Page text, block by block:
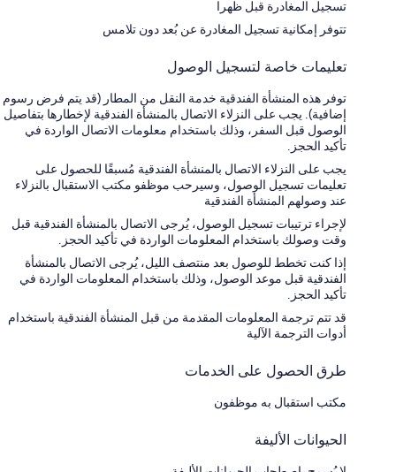
تسجيل المغادرة قبل ظهرا
تتوفر إمكانية تسجيل المغادرة عن بُعد دون تلامس
تعليمات خاصة لتسجيل الوصول
توفر هذه المنشأة الفندقية خدمة النقل من المطار (قد يتم فرض رسوم
إضافية). يجب على النزلاء الاتصال بالمنشأة الفندقية لإخطارها بتفاصيل
الوصول قبل السفر، وذلك باستخدام معلومات الاتصال الواردة في
تأكيد الحجز.
يجب على النزلاء الاتصال بالمنشأة الفندقية مُسبقًا للحصول على
تعليمات تسجيل الوصول، وسيرحب موظفو مكتب الاستقبال بالنزلاء
عند وصولهم المنشأة الفندقية
لإجراء ترتيبات تسجيل الوصول، يُرجى الاتصال بالمنشأة الفندقية قبل
وقت وصولك باستخدام المعلومات الواردة في تأكيد الحجز.
إذا كنت تخطط للوصول بعد منتصف الليل، يُرجى الاتصال بالمنشأة
الفندقية قبل موعد الوصول، وذلك باستخدام المعلومات الواردة في
تأكيد الحجز.
قد تتم ترجمة المعلومات المقدمة من قبل المنشأة الفندقية باستخدام
أدوات الترجمة الآلية
طرق الحصول على الخدمات
مكتب استقبال به موظفون
الحيوانات الأليفة